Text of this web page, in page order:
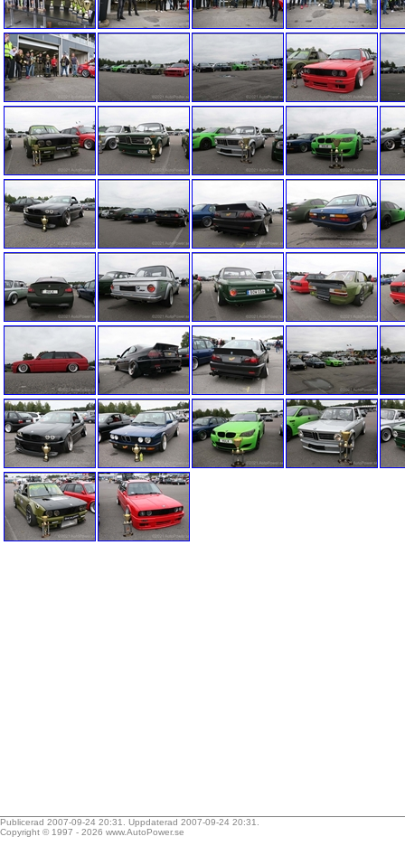
Publicerad 2007-09-24 20:31. Uppdaterad 2007-09-24 20:31.
Copyright © 1997 - 2026 www.AutoPower.se